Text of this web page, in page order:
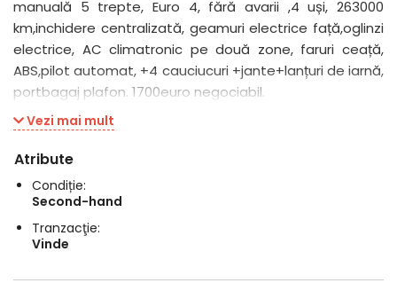
manuală 5 trepte, Euro 4, fără avarii ,4 uși, 263000
km,inchidere centralizată, geamuri electrice față,oglinzi
electrice, AC climatronic pe două zone, faruri ceață,
ABS,pilot automat, +4 cauciucuri +jante+lanțuri de iarnă,
portbagaj plafon. 1700euro negociabil.
Vezi mai mult
Atribute
Condiție:
Second-hand
Tranzacţie:
Vinde